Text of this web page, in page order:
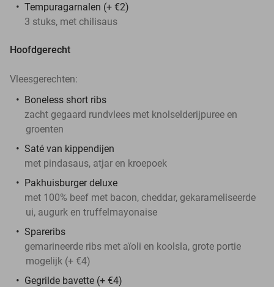
Tempuragarnalen (+ €2)
3 stuks, met chilisaus
Hoofdgerecht
Vleesgerechten:
Boneless short ribs
zacht gegaard rundvlees met knolselderijpuree en
groenten
Saté van kippendijen
met pindasaus, atjar en kroepoek
Pakhuisburger deluxe
met 100% beef met bacon, cheddar, gekarameliseerde
ui, augurk en truffelmayonaise
Spareribs
gemarineerde ribs met aïoli en koolsla, grote portie
mogelijk (+ €4)
Gegrilde bavette (+ €4)